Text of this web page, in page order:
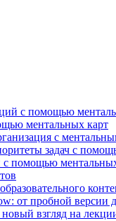
с помощью
ментальных карт
с
задач с
с помощью
от пробной версии
новый взгляд на